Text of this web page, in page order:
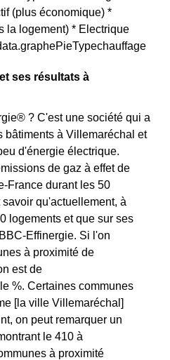
(plus économique) *
la logement) * Electrique
ses résultats à
? C'est une société qui a
bâtiments à Villemaréchal et
d'énergie électrique.
de gaz à effet de
France durant les 50
qu'actuellement, à
logements et que sur ses
Effinergie. Si l'on
à proximité de
est de
%. Certaines communes
[la ville Villemaréchal]
on peut remarquer un
le 410 à
à proximité